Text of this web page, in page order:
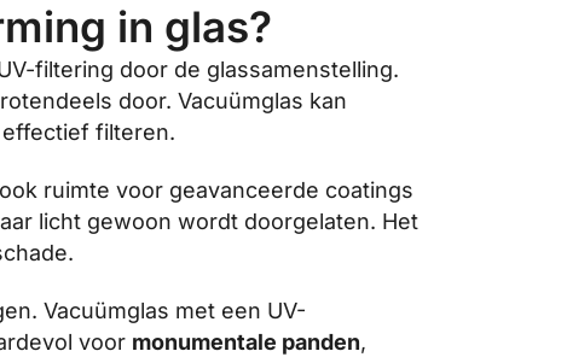
in glas?
filtering door de glassamenstelling.
door. Vacuümglas kan
filteren.
ruimte voor geavanceerde coatings
licht gewoon wordt doorgelaten. Het
Vacuümglas met een UV-
voor monumentale panden,